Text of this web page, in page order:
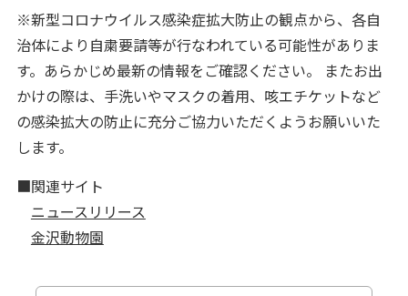
※新型コロナウイルス感染症拡大防止の観点から、各自
治体により自粛要請等が行なわれている可能性がありま
す。あらかじめ最新の情報をご確認ください。 またお出
かけの際は、手洗いやマスクの着用、咳エチケットなど
の感染拡大の防止に充分ご協力いただくようお願いいた
します。
■関連サイト
ニュースリリース
金沢動物園